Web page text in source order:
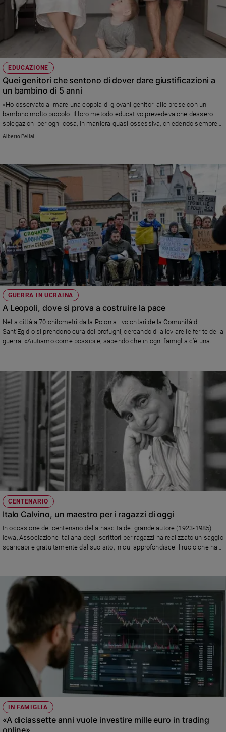
EDUCAZIONE
Quei genitori che sentono di dover dare giustificazioni a
un bambino di 5 anni
«Ho osservato al mare una coppia di giovani genitori alle prese con un
bambino molto piccolo. Il loro metodo educativo prevedeva che dessero
spiegazioni per ogni cosa, in maniera quasi ossessiva, chiedendo sempre
cosa preferisse fare anche in situazioni fuori luogo...» Leggi la risposta di
Alberto Pellai
GUERRA IN UCRAINA
A Leopoli, dove si prova a costruire la pace
Nella città a 70 chilometri dalla Polonia i volontari della Comunità di
Sant’Egidio si prendono cura dei profughi, cercando di alleviare le ferite della
guerra: «Aiutiamo come possibile, sapendo che in ogni famiglia c’è una
CENTENARIO
Italo Calvino, un maestro per i ragazzi di oggi
In occasione del centenario della nascita del grande autore (1923-1985)
Icwa, Associazione italiana degli scrittori per ragazzi ha realizzato un saggio
scaricabile gratuitamente dal suo sito, in cui approfondisce il ruolo che ha
IN FAMIGLIA
«A diciassette anni vuole investire mille euro in trading
online»